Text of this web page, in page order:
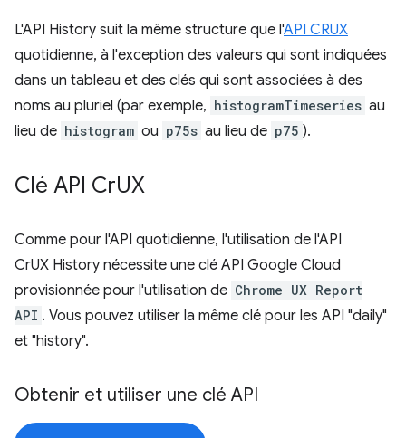
L'API History suit la même structure que l'API CRUX
quotidienne, à l'exception des valeurs qui sont indiquées
dans un tableau et des clés qui sont associées à des
noms au pluriel (par exemple, histogramTimeseries au
lieu de histogram ou p75s au lieu de p75 ).
Clé API CrUX
Comme pour l'API quotidienne, l'utilisation de l'API
CrUX History nécessite une clé API Google Cloud
provisionnée pour l'utilisation de Chrome UX Report
API . Vous pouvez utiliser la même clé pour les API "daily"
et "history".
Obtenir et utiliser une clé API